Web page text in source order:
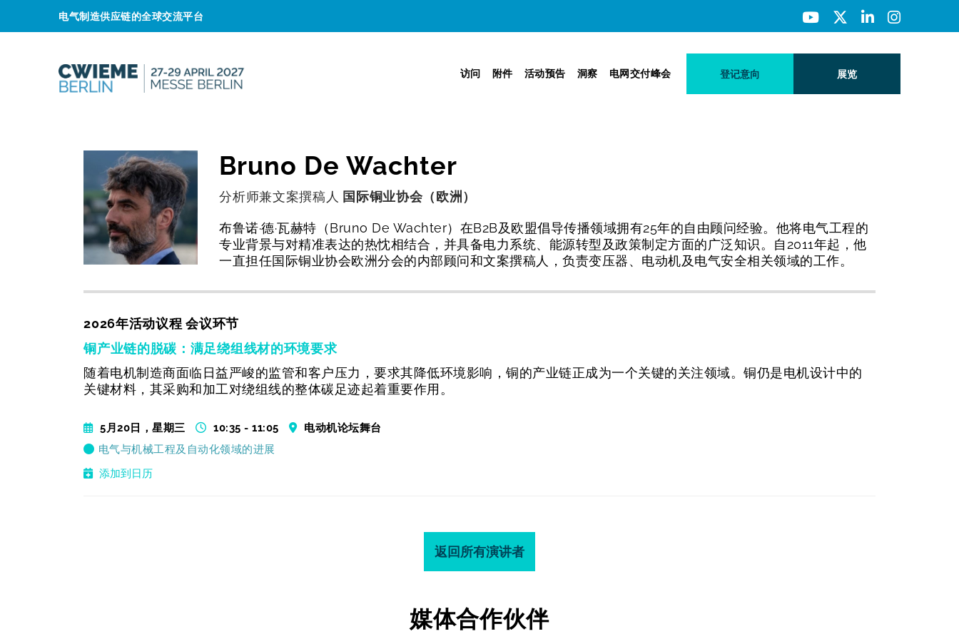
电气制造供应链的全球交流平台
访问 附件 活动预告 洞察 电网交付峰会 登记意向 展览
Bruno De Wachter
分析师兼文案撰稿人 国际铜业协会（欧洲）
布鲁诺·德·瓦赫特（Bruno De Wachter）在B2B及欧盟倡导传播领域拥有25年的自由顾问经验。他将电气工程的
专业背景与对精准表达的热忱相结合，并具备电力系统、能源转型及政策制定方面的广泛知识。自2011年起，他
一直担任国际铜业协会欧洲分会的内部顾问和文案撰稿人，负责变压器、电动机及电气安全相关领域的工作。
2026年活动议程 会议环节
铜产业链的脱碳：满足绕组线材的环境要求
随着电机制造商面临日益严峻的监管和客户压力，要求其降低环境影响，铜的产业链正成为一个关键的关注领域。铜仍是电机设计中的
关键材料，其采购和加工对绕组线的整体碳足迹起着重要作用。
5月20日，星期三 10:35 - 11:05
电动机论坛舞台
电气与机械工程及自动化领域的进展
添加到日历
返回所有演讲者
媒体合作伙伴